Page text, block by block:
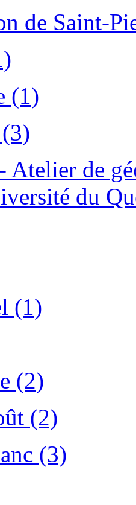
de Saint-
(1)
Atelier de
du
(1)
(2)
(2)
(3)